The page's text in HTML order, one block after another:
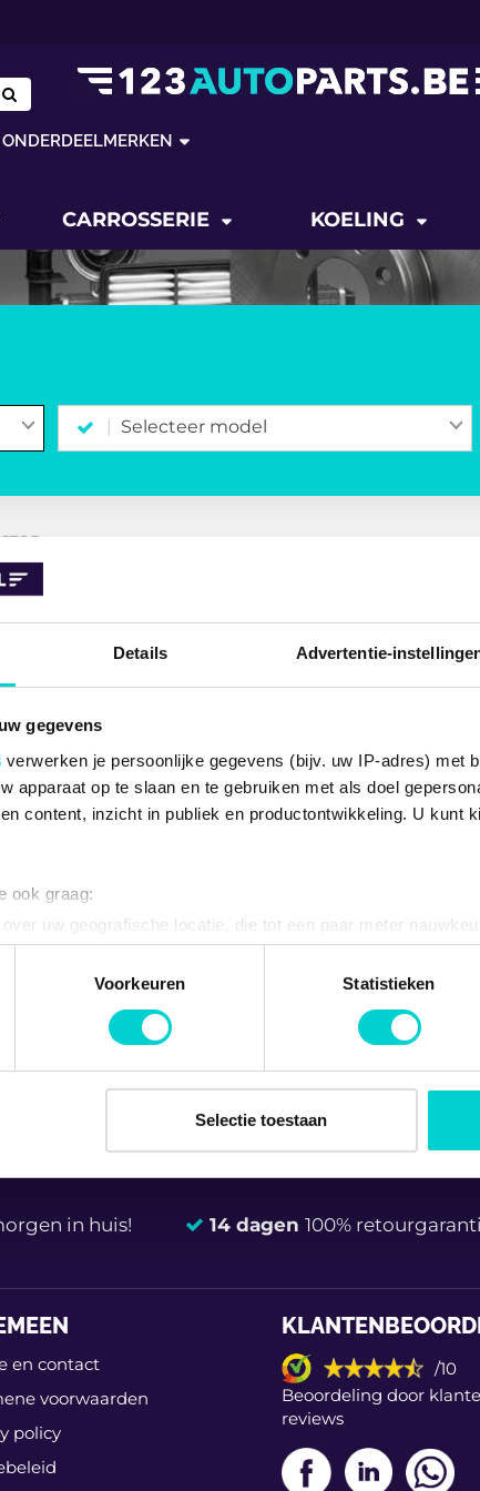
Details Advertentie-
gegevens
verwerken je persoonlijke gegevens (bijv. uw IP-adres) met
apparaat op te slaan en te gebruiken met als doel
content, inzicht in publiek en productontwikkeling. U kunt
ook graag:
uw geografische locatie, die tot een paar meter
door het actief te scannen op specifieke eigenschappen
gegevens worden verwerkt en stel uw voorkeuren in
wijzigen of intrekken in de Cookieverklaring.
Ook delen we informatie over uw gebruik van onze site
Deze partners kunnen deze gegevens combineren met
Voorkeuren Statistieken
Selectie toestaan
ONDERDEELMERKEN
CARROSSERIE KOELING
Selecteer model
tot 60%
kwaliteit tot wel 60% goedkoper dan bij de
OVERZICHT
REMVLOEISTOFRESERVOIR DEKS...
in huis! 14 dagen 100%
en contact
voorwaarden
policy
/10
Beoordeling door
reviews